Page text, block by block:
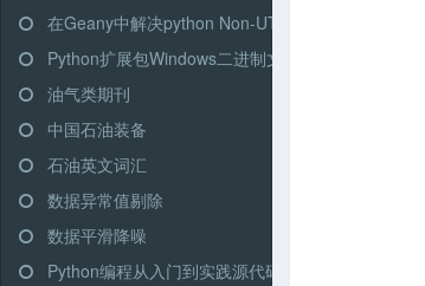
在Geany中解决python Non-UTF-8的问题
Python扩展包Windows二进制文件
油气类期刊
中国石油装备
石油英文词汇
数据异常值剔除
数据平滑降噪
Python编程从入门到实践源代码打包下载